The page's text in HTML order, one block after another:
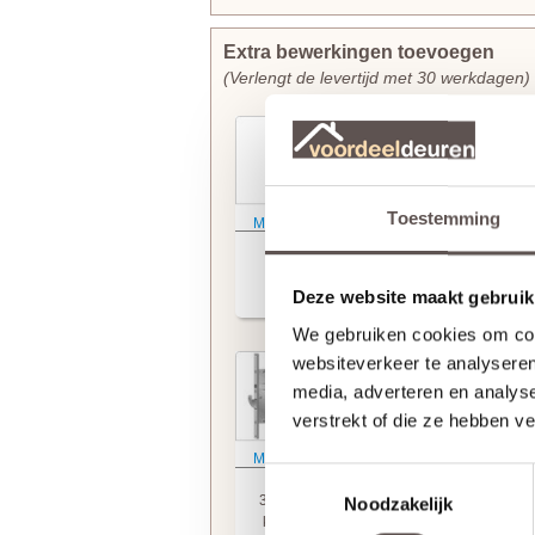
Toestemming
Deze website maakt
We gebruiken cookies om
websiteverkeer te
media, adverteren en
verstrekt of die ze hebben
Noodzakelijk
Extra bewerkingen toevoegen
(Verlengt de levertijd met 30 werkdagen)
Meer informatie
+ € 19,95
Meer informatie
+ € 249,95
Meer informatie
3-puntsluiting
krukbediend
tochtvaldorpel